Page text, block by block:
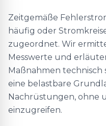
Zeitgemäße
häufig oder
zugeordnet. Wir
Messwerte und
Maßnahmen technisch
eine belastbare
Nachrüstungen, ohne
einzugreifen.